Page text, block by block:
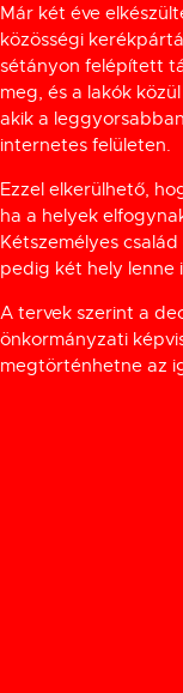
Már két éve
közösségi
sétányon felépített
meg, és a lakók
akik a
internetes felületen.
Ezzel elkerülhető,
ha a helyek
Kétszemélyes
pedig két hely lenne
A tervek szerint a
önkormányzati
megtörténhetne az